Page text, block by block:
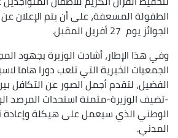
الطفولة المسعفة، على أن يتم الإعلان عن
الجوائز يوم 27 أفريل المقبل.
وفي هذا الإطار، أشادت الوزيرة بجهود
الجمعيات الخيرية التي تلعب دورا هاما
الفضيل، لتقدم أجمل الصور عن التكافل بين
-تضيف الوزيرة-مثمنة استحداث المرصد
الوطني الذي سيعمل على هيكلة وإعادة
المدني.